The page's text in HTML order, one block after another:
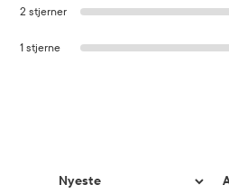
2 stjerner
1 stjerne